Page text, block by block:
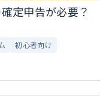
定申告が必要？
初心者向け